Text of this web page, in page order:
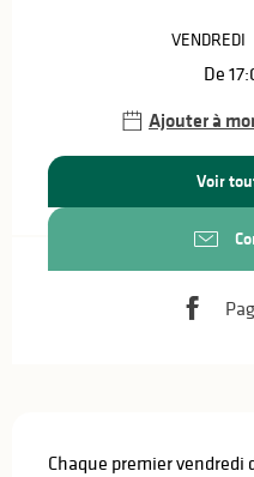
VENDREDI
De
Ajouter à
Voir
Chaque premier vendredi